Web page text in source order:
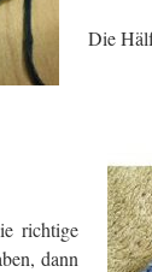
Die
richtige
dann